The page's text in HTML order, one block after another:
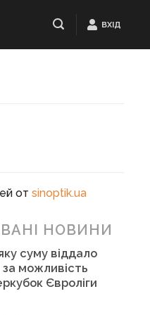
ВХІД
отsinoptik.ua
НОВИНИ
суму віддало
можливість
Євроліги